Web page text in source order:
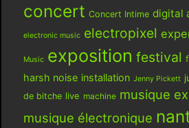
concert Concert Intime digital
electronic music electropixel
Music exposition festival
harsh noise installation Jenny Pickett
de bitche live machine musique
musique électronique